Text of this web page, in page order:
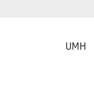
UMH